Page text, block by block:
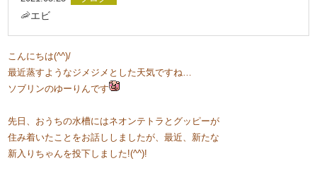
🦐エビ
こんにちは(^^)/
最近蒸すようなジメジメとした天気ですね…
ソブリンのゆーりんです
先日、おうちの水槽にはネオンテトラとグッピーが
住み着いたことをお話ししましたが、最近、新たな
新入りちゃんを投下しました!(^^)!